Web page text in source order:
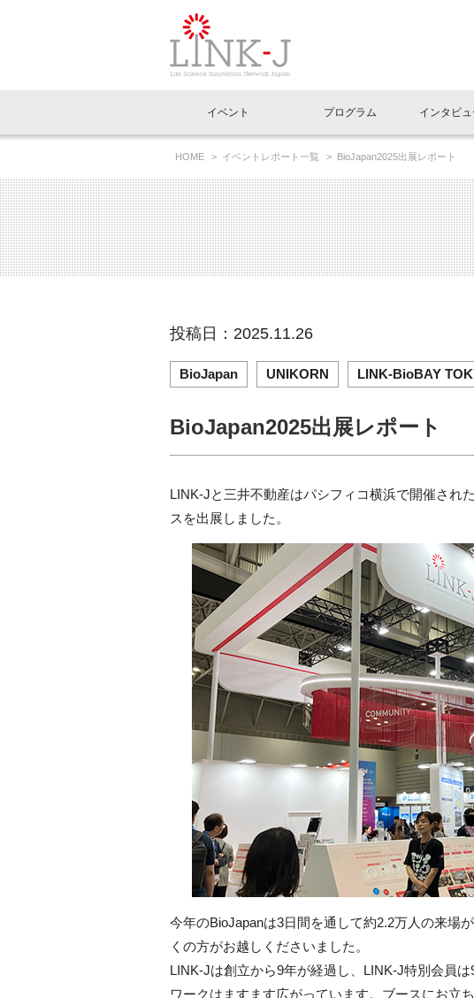
イベントお知らせメール登録
イベント
イベント一覧
LINK-J主催・共催 特別会員開催
LINK-J協賛・協力 出展・参加
プログラム
Out of Box相談室
インタビ
インタビュー・コラム一覧
スペシャルインタビュー
連載コラム
ニュース一覧
トピック プレスリリース
メディア情報 海外関連
協賛・協力
理事長挨拶
国内外連携
組織概要
特別会員一覧
専用メニューはこちら
ラウンジ・会議室
アクセス
HOME イベントレポート一覧 BioJapan2025出展レポート
投稿日：2025.11.26
BioJapan UNIKORN LINK-BioBAY
BioJapan2025出展レポート
LINK-Jと三井不動産はパシフィコ横浜で開催され
スを出展しました。
今年のBioJapanは3日間を通して約2.2万人の来場
くの方がお越しくださいました。
LINK-Jは創立から9年が経過し、LINK-J特別会員
ワークはますます広がっています。ブースにお立